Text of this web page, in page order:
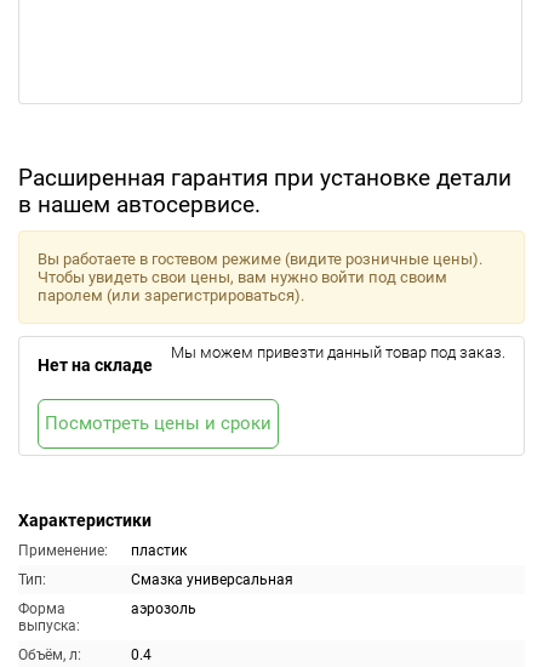
Расширенная гарантия при установке детали
в нашем автосервисе.
Характеристики
Применение:
пластик
Тип:
Смазка универсальная
Форма
выпуска:
аэрозоль
Объём, л:
0.4
Вы работаете в гостевом режиме (видите розничные цены).
Чтобы увидеть свои цены, вам нужно войти под своим
паролем (или зарегистрироваться).
Нет на складе
Мы можем привезти данный товар под заказ.
Посмотреть цены и сроки